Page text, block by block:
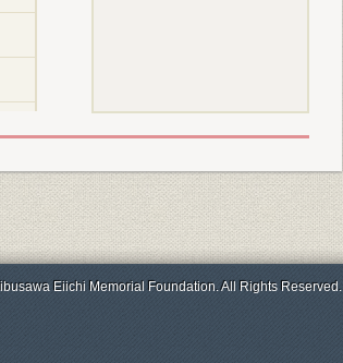
Eiichi Memorial Foundation. All Rights Reserved.